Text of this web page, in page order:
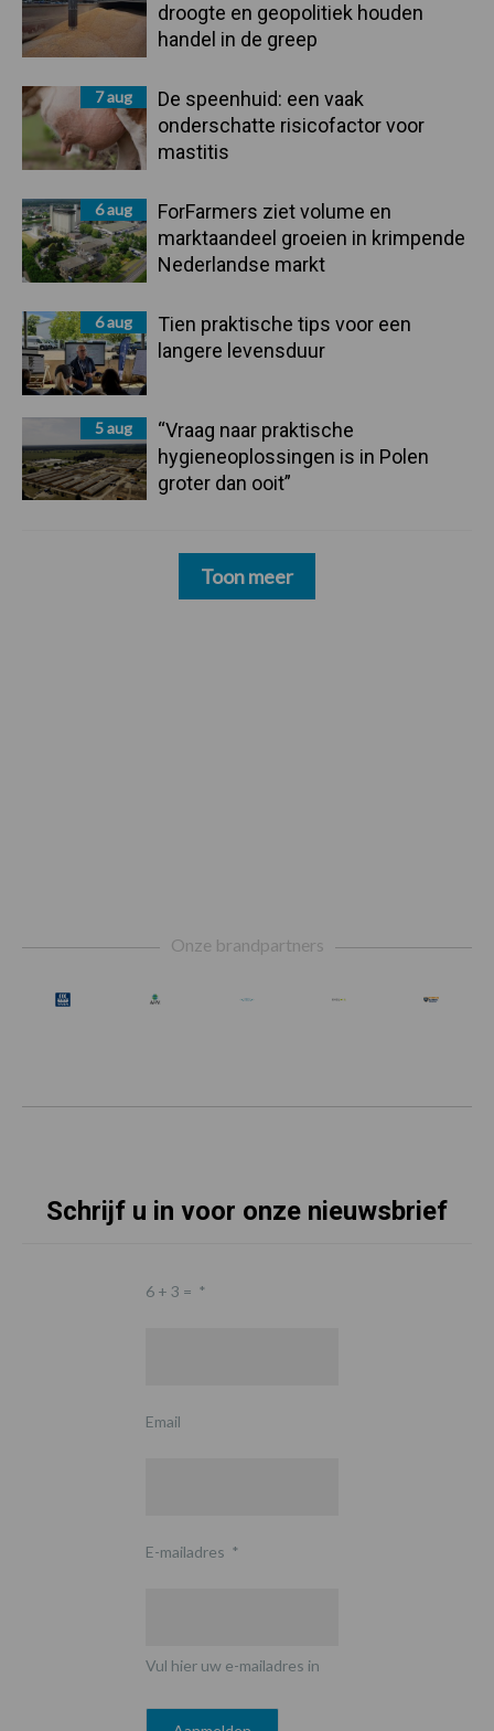
droogte en geopolitiek houden
handel in de greep
7 aug
De speenhuid: een vaak
onderschatte risicofactor voor
mastitis
6 aug
ForFarmers ziet volume en
marktaandeel groeien in krimpende
Nederlandse markt
6 aug
Tien praktische tips voor een
langere levensduur
5 aug
“Vraag naar praktische
hygieneoplossingen is in Polen
groter dan ooit”
Toon meer
Onze brandpartners
Schrijf u in voor onze nieuwsbrief
6 + 3 = *
Email
E-mailadres *
Vul hier uw e-mailadres in